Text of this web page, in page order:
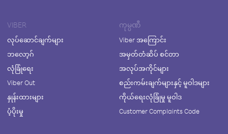
VIBER
လုပ်ဆောင်ချက်များ
ဘလော့ဂ်
လုံခြုံရေး
Viber Out
နှုန်းထားများ
ပံ့ပိုးမှု
ကုမ္ပဏီ
Viber အကြောင်း
အမှတ်တံဆိပ် စင်တာ
အလုပ်အကိုင်များ
စည်းကမ်းချက်များနှင့် မူဝါဒများ
ကိုယ်ရေးလုံခြုံမှု မူဝါဒ
Customer Complaints Code